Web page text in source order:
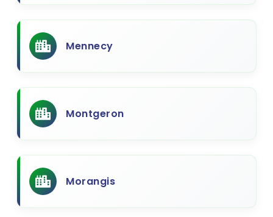
Mennecy
Montgeron
Morangis